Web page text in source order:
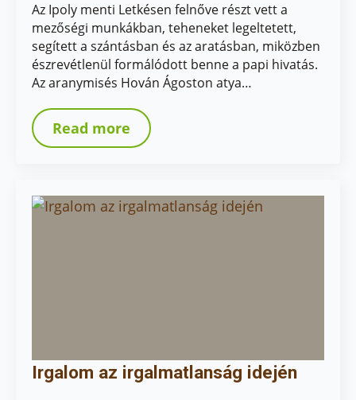
Az Ipoly menti Letkésen felnőve részt vett a
mezőségi munkákban, teheneket legeltetett,
segített a szántásban és az aratásban, miközben
észrevétlenül formálódott benne a papi hivatás.
Az aranymisés Hován Ágoston atya…
Read more
Irgalom az irgalmatlanság idején